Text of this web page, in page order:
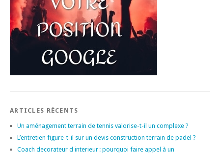
ARTICLES RÉCENTS
Un aménagement terrain de tennis valorise-t-il un complexe ?
L’entretien figure-t-il sur un devis construction terrain de padel ?
Coach decorateur d interieur : pourquoi faire appel à un